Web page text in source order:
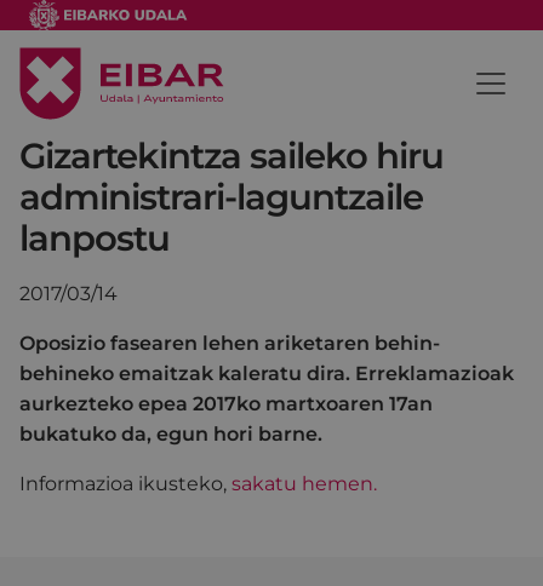
Gizartekintza saileko hiru
administrari-laguntzaile
lanpostu
2017/03/14
Oposizio fasearen lehen ariketaren behin-
behineko emaitzak kaleratu dira. Erreklamazioak
aurkezteko epea 2017ko martxoaren 17an
bukatuko da, egun hori barne.
Informazioa ikusteko, sakatu hemen.